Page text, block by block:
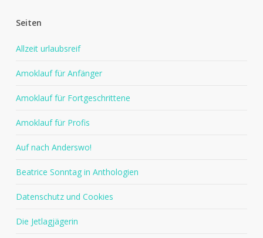
Seiten
Allzeit urlaubsreif
Amoklauf für Anfänger
Amoklauf für Fortgeschrittene
Amoklauf für Profis
Auf nach Anderswo!
Beatrice Sonntag in Anthologien
Datenschutz und Cookies
Die Jetlagjägerin